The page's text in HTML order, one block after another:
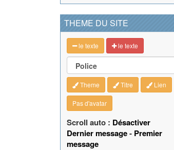
THEME DU SITE
le texte le texte
Theme Titre Lien
Pas d'avatar
Scroll auto : Désactiver
Dernier message- Premier
message